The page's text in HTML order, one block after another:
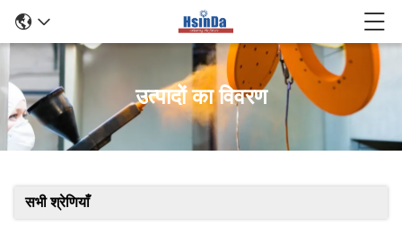
उत्पादों का विवरण
सभी श्रेणियाँ